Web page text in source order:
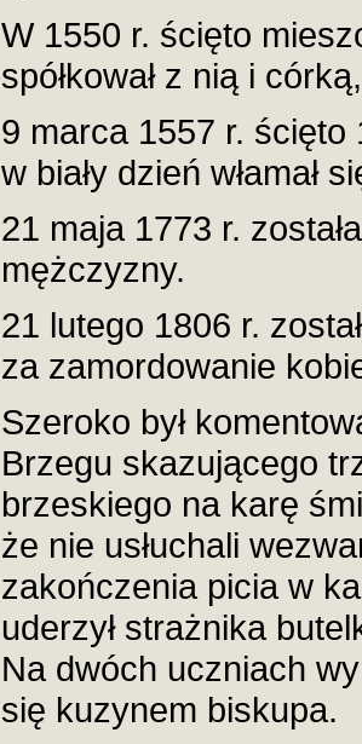
W 1550 r. ścięto
spółkował z nią i
9 marca 1557 r. ścięto
w biały dzień włamał
21 maja 1773 r.
mężczyzny.
21 lutego 1806 r.
za zamordowanie
Szeroko był
Brzegu skazującego
brzeskiego na karę
że nie usłuchali
zakończenia picia w
uderzył strażnika
Na dwóch uczniach
się kuzynem biskupa.